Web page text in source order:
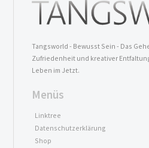
Tangsworld - Bewusst Sein - Das
Zufriedenheit und kreativer
Leben im Jetzt.
Menüs
Linktree
Datenschutzerklärung
Shop